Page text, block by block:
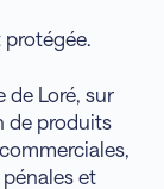
protégée.
Loré, sur
de produits
et